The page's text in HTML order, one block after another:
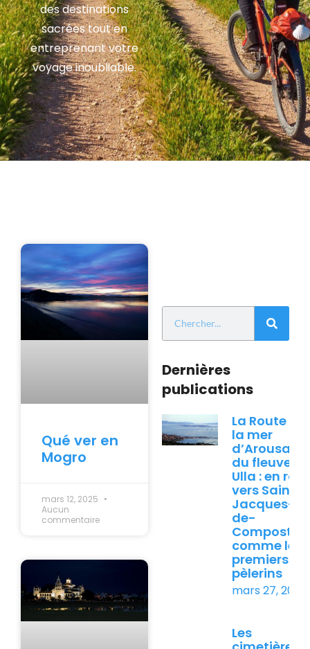
des destinations
sacrées tout en
entreprenant votre
voyage inoubliable.
Qué ver en
Mogro
mars 12, 2025
Aucun
commentaire
Dernières
publications
La Route de
la mer
d’Arousa et
du fleuve
Ulla : en
vers Saint-
Jacques-
de-
comme les
premiers
pèlerins
mars 27, 2026
Les